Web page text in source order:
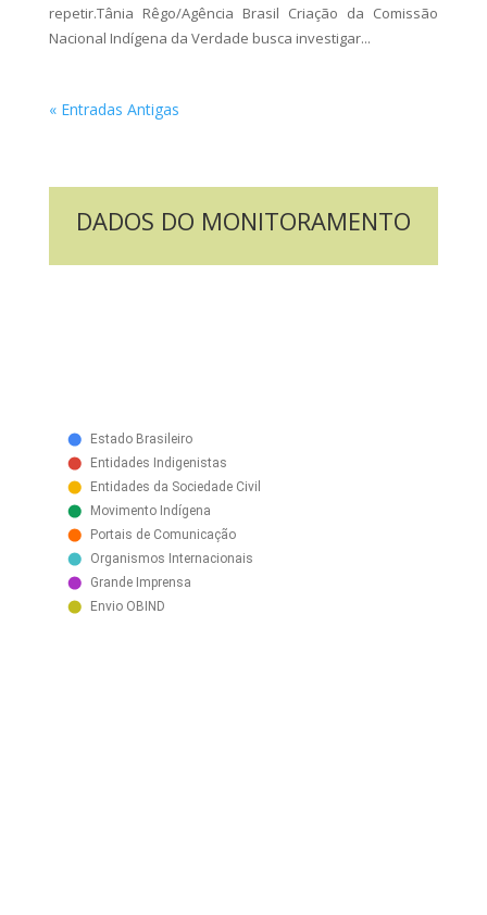
repetir.Tânia Rêgo/Agência Brasil Criação da Comissão
Nacional Indígena da Verdade busca investigar...
« Entradas Antigas
DADOS DO MONITORAMENTO